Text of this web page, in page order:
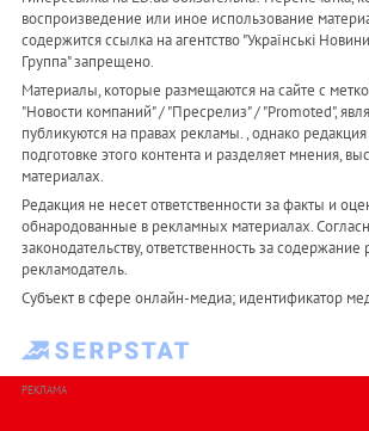
воспроизведение или иное использование
содержится ссылка на агентство "Українськi
Группа" запрещено.
Материалы, которые размещаются на сайте с
"Новости компаний" / "Пресрелиз" / "Promoted",
публикуются на правах рекламы. , однако редакция
подготовке этого контента и разделяет мнения,
материалах.
Редакция не несет ответственности за факты и
обнародованные в рекламных материалах.
законодательству, ответственность за
рекламодатель.
Субъект в сфере онлайн-медиа; идентификатор
РЕКЛАМА